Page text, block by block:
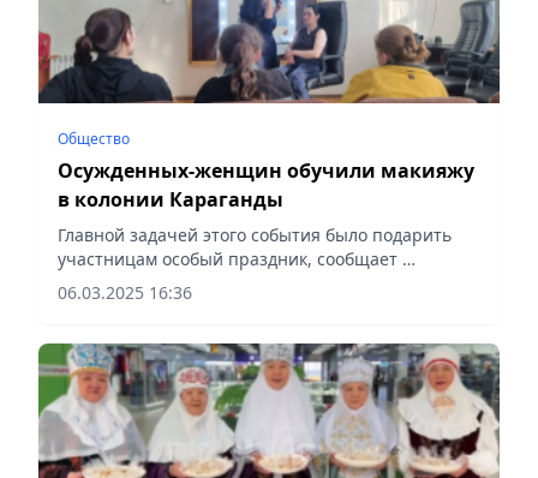
Общество
Осужденных-женщин обучили макияжу
в колонии Караганды
Главной задачей этого события было подарить
участницам особый праздник, сообщает
Vecher.kz.
06.03.2025 16:36